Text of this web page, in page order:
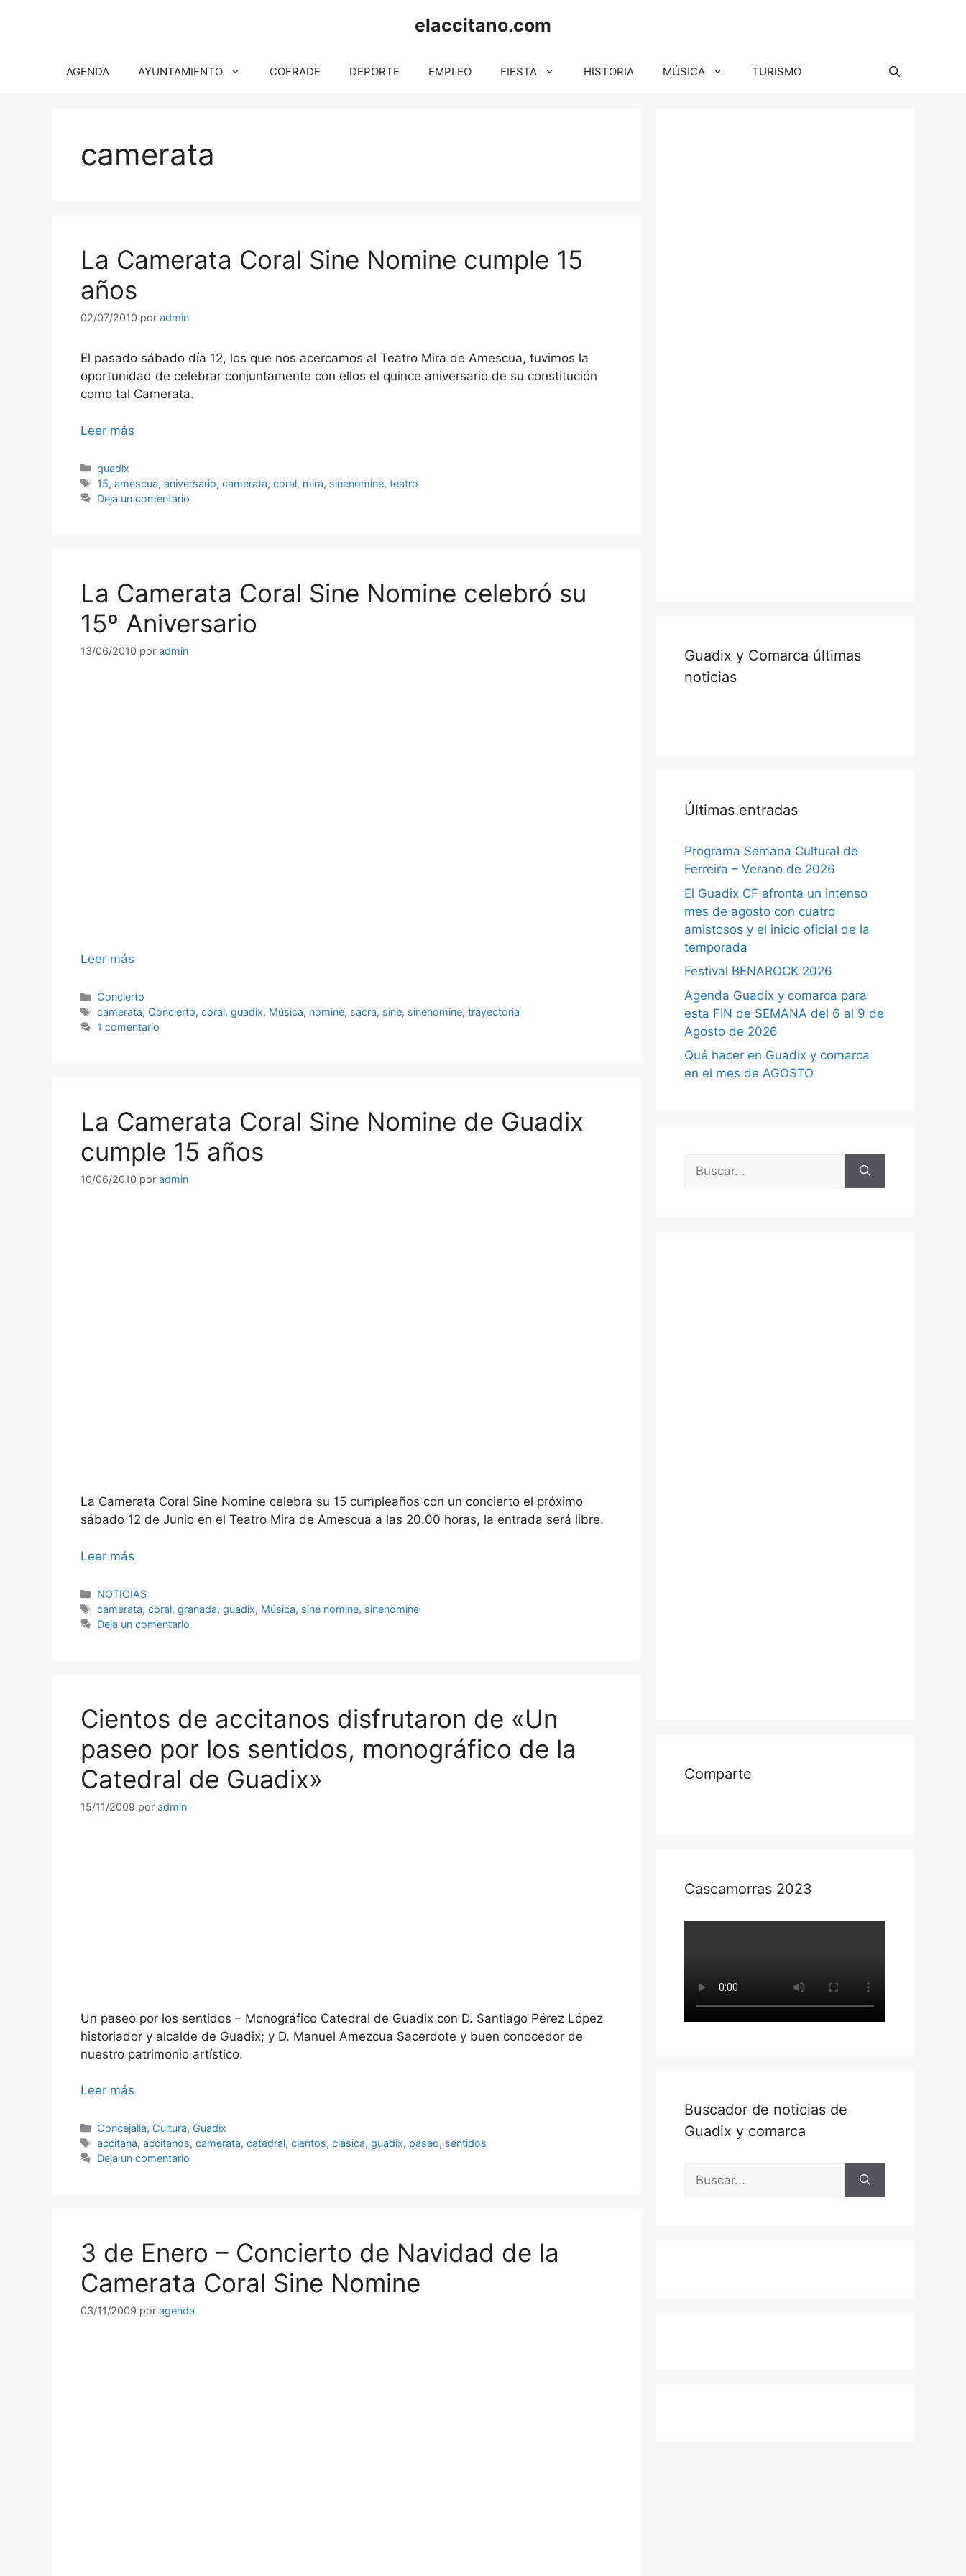
elaccitano.com
AGENDA AYUNTAMIENTO COFRADE DEPORTE EMPLEO FIESTA HISTORIA MÚSICA TURISMO
camerata
La Camerata Coral Sine Nomine cumple 15
años
02/07/2010 por admin
El pasado sábado día 12, los que nos acercamos al Teatro Mira de Amescua, tuvimos la
oportunidad de celebrar conjuntamente con ellos el quince aniversario de su constitución
como tal Camerata.
Leer más
Categorías
guadix
Etiquetas
15,amescua,aniversario,camerata,coral, mira, sinenomine,teatro
Deja un comentario
La Camerata Coral Sine Nomine celebró su
15º Aniversario
13/06/2010 por admin
Leer más
Categorías
Concierto
Etiquetas
camerata, Concierto,coral,guadix, Música, nomine, sacra, sine, sinenomine,trayectoria
1 comentario
La Camerata Coral Sine Nomine de Guadix
cumple 15 años
10/06/2010 por admin
La Camerata Coral Sine Nomine celebra su 15 cumpleaños con un concierto el próximo
sábado 12 de Junio en el Teatro Mira de Amescua a las 20.00 horas, la entrada será libre.
Leer más
Categorías
NOTICIAS
Etiquetas
camerata,coral,granada,guadix, Música, sine nomine, sinenomine
Deja un comentario
Cientos de accitanos disfrutaron de «Un
paseo por los sentidos, monográfico de la
Catedral de Guadix»
15/11/2009 por admin
Un paseo por los sentidos – Monográfico Catedral de Guadix con D. Santiago Pérez López
historiador y alcalde de Guadix; y D. Manuel Amezcua Sacerdote y buen conocedor de
nuestro patrimonio artístico.
Leer más
Categorías
Concejalia, Cultura, Guadix
Etiquetas
accitana,accitanos,camerata,catedral,cientos,clásica,guadix, paseo, sentidos
Deja un comentario
3 de Enero – Concierto de Navidad de la
Camerata Coral Sine Nomine
03/11/2009 por agenda
Guadix y Comarca últimas
noticias
Últimas entradas
Programa Semana Cultural de
Ferreira – Verano de 2026
El Guadix CF afronta un intenso
mes de agosto con cuatro
amistosos y el inicio oficial de la
temporada
Festival BENAROCK 2026
Agenda Guadix y comarca para
esta FIN de SEMANA del 6 al 9 de
Agosto de 2026
Qué hacer en Guadix y comarca
en el mes de AGOSTO
Buscar:
Comparte
Cascamorras 2023
Buscador de noticias de
Guadix y comarca
Buscar: